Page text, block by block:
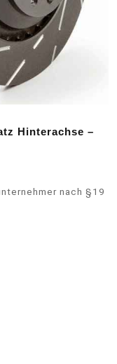
Hinterachse –
nach §19